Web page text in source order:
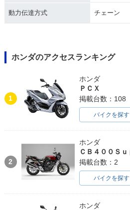
動力伝達方式 チェーン
ホンダのアクセスランキング
1
ホンダ
ＰＣＸ
掲載台数：108
バイクを探す
2
ホンダ
掲載台数：2
バイクを探す
ホンダ